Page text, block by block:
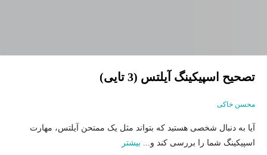
تصحیح اسپیکینگ آیلتس (3 تایی)
محسن خاکی
آیا به دنبال شخصی هستید که بتواند مثل یک ممتحن آیلتس، مهارت
اسپیکینگ شما را بررسی کند و... بیشتر